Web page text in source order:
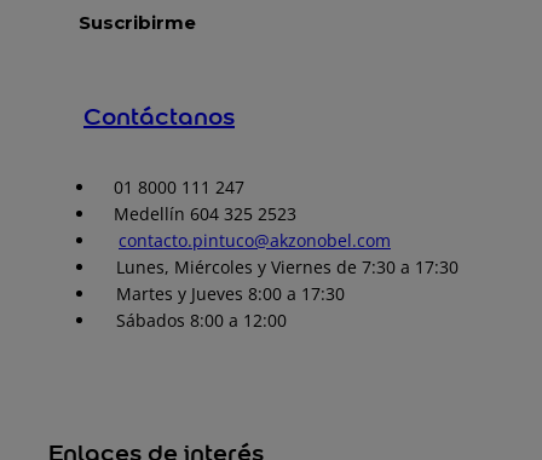
Contáctanos
01 8000 111 247
Medellín 604 325 2523
contacto.pintuco@akzonobel.com
Lunes, Miércoles y Viernes de 7:30 a 17:30
Martes y Jueves 8:00 a 17:30
Sábados 8:00 a 12:00
Enlaces de interés